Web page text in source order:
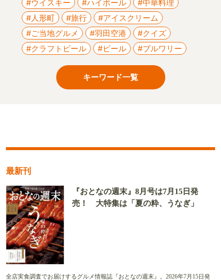
#ウイスキー #ハイボール
#中華料理
#人形町
#旅行
#アイスクリーム
#ご当地グルメ
#羽田空港
#クイズ
#クラフトビール
#ビール #ブルワリー
キーワード一覧
最新刊
『おとなの週末』8月号は7月15日発
売！ 大特集は「夏の粋、うなぎ」
全店実食調査でお届けするグルメ情報誌『おとなの週末』。2026年7月15日発